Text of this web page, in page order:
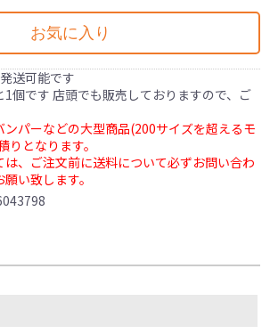
お気に入り
送可能です
個です 店頭でも販売しておりますので、ご
パーなどの大型商品(200サイズを超えるモ
りとなります。
、ご注文前に送料について必ずお問い合わ
い致します。